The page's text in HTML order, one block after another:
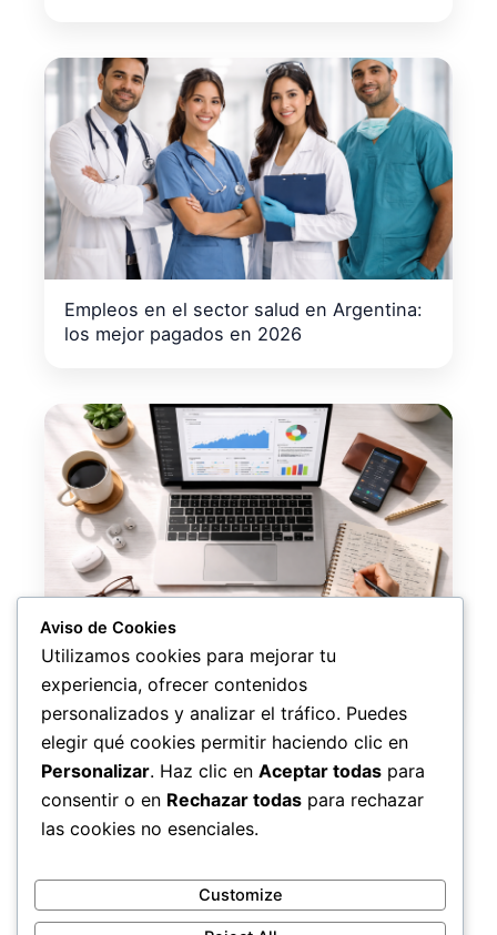
Empleos en el sector salud en Argentina:
los mejor pagados en 2026
Ingresos extra desde casa en Argentina:
8 formas reales de ganar dinero en 2026
Aviso de Cookies
Utilizamos cookies para mejorar tu
experiencia, ofrecer contenidos
personalizados y analizar el tráfico. Puedes
elegir qué cookies permitir haciendo clic en
Personalizar. Haz clic en Aceptar todas para
consentir o en Rechazar todas para rechazar
las cookies no esenciales.
Customize